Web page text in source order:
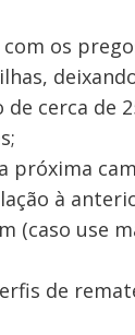
com os
de cerca de
próxima
à
(caso use
de